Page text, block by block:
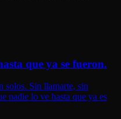
que ya se fueron.
solos. Sin llamarte, sin
nadie lo ve hasta que ya es